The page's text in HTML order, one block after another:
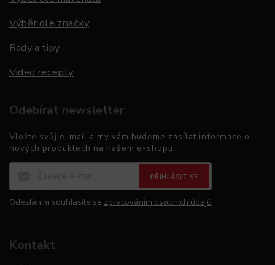
Výběr dle značky
Rady a tipy
Video recepty
Odebírat newsletter
Vložte svůj e-mail a my vám budeme zasílat informace o
nových produktech na našem e-shopu.
PŘIHLÁSIT SE
Odesláním souhlasíte se zpracováním osobních údajů
.
Kontakt